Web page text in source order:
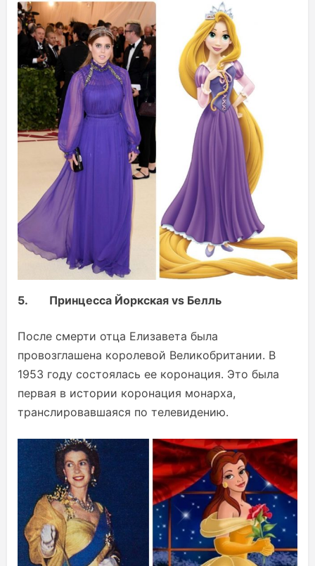
5. Принцесса Йоркская vs Белль
После смерти отца Елизавета была
провозглашена королевой Великобритании. В
1953 году состоялась ее коронация. Это была
первая в истории коронация монарха,
транслировавшаяся по телевидению.